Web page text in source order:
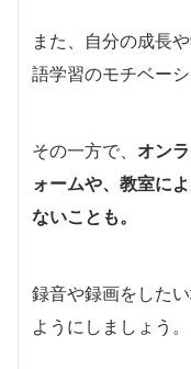
また、自分の成長
語学習のモチベー
その一方で、 オン
ォームや、教室に
ないことも。
録音や録画をした
ようにしましょう。